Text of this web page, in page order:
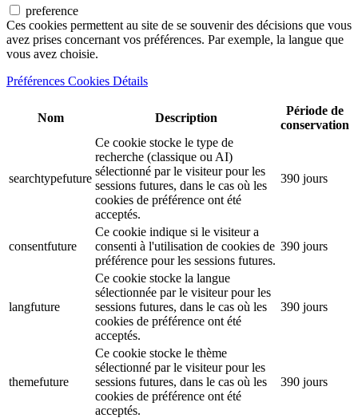
preference
Ces cookies permettent au site de se souvenir des décisions que vous
avez prises concernant vos préférences. Par exemple, la langue que
vous avez choisie.
Préférences Cookies Détails
Nom Description
Période de
conservation
searchtypefuture
Ce cookie stocke le type de
recherche (classique ou AI)
sélectionné par le visiteur pour les
sessions futures, dans le cas où les
cookies de préférence ont été
acceptés.
390 jours
consentfuture
Ce cookie indique si le visiteur a
consenti à l'utilisation de cookies de
préférence pour les sessions futures.
390 jours
langfuture
Ce cookie stocke la langue
sélectionnée par le visiteur pour les
sessions futures, dans le cas où les
cookies de préférence ont été
acceptés.
390 jours
themefuture
Ce cookie stocke le thème
sélectionné par le visiteur pour les
sessions futures, dans le cas où les
cookies de préférence ont été
acceptés.
390 jours